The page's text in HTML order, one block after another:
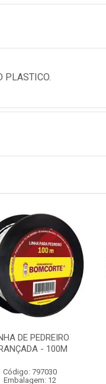
PLASTICO.
DE PEDREIRO
- 100M
Código: 797030
Embalagem: 12